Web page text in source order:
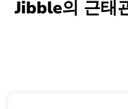
Jibble의 근태